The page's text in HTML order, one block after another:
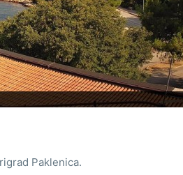
Paklenica.